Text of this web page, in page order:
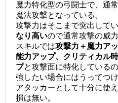
魔力特化型の弓闘士で、通
魔法攻撃となっている。
攻撃力はそこまで突出してい
なり高いので通常攻撃の威
スキルでは攻撃力＋魔力ア
能力アップ、クリティカル
プと攻撃面に特化している
強したい場合にはうってつけ
アタッカーとして十分に使
損は無い。